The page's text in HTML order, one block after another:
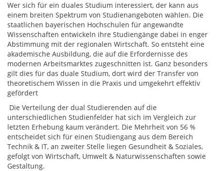
Wer sich für ein duales Studium interessiert, der kann aus
einem breiten Spektrum von Studienangeboten wählen. Die
staatlichen bayerischen Hochschulen für angewandte
Wissenschaften entwickeln ihre Studiengänge dabei in enger
Abstimmung mit der regionalen Wirtschaft. So entsteht eine
akademische Ausbildung, die auf die Erfordernisse des
modernen Arbeitsmarktes zugeschnitten ist. Ganz besonders
gilt dies für das duale Studium, dort wird der Transfer von
theoretischem Wissen in die Praxis und umgekehrt effektiv
gefördert
Die Verteilung der dual Studierenden auf die
unterschiedlichen Studienfelder hat sich im Vergleich zur
letzten Erhebung kaum verändert. Die Mehrheit von 56 %
entscheidet sich für einen Studiengang aus dem Bereich
Technik & IT, an zweiter Stelle liegen Gesundheit & Soziales,
gefolgt von Wirtschaft, Umwelt & Naturwissenschaften sowie
Gestaltung.